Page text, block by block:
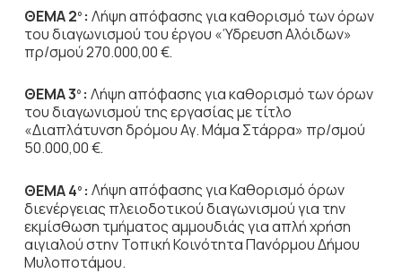
ΘΕΜΑ 2ο : Λήψη απόφασης για καθορισμό των όρων
του διαγωνισμού του έργου «Ύδρευση Αλόιδων»
πρ/σμού 270.000,00 €.
ΘΕΜΑ 3ο : Λήψη απόφασης για καθορισμό των όρων
του διαγωνισμού της εργασίας με τίτλο
«Διαπλάτυνση δρόμου Αγ. Μάμα Στάρρα» πρ/σμού
50.000,00 €.
ΘΕΜΑ 4ο : Λήψη απόφασης για Καθορισμό όρων
διενέργειας πλειοδοτικού διαγωνισμού για την
εκμίσθωση τμήματος αμμουδιάς για απλή χρήση
αιγιαλού στην Τοπική Κοινότητα Πανόρμου Δήμου
Μυλοποτάμου.